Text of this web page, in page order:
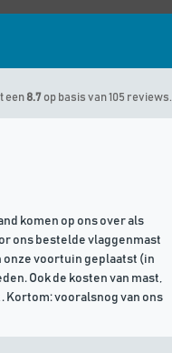
een 8.7 op basis van 105 reviews.
komen op ons over als
ons bestelde vlaggenmast
voortuin geplaatst (in
Ook de kosten van mast,
Kortom: vooralsnog van ons